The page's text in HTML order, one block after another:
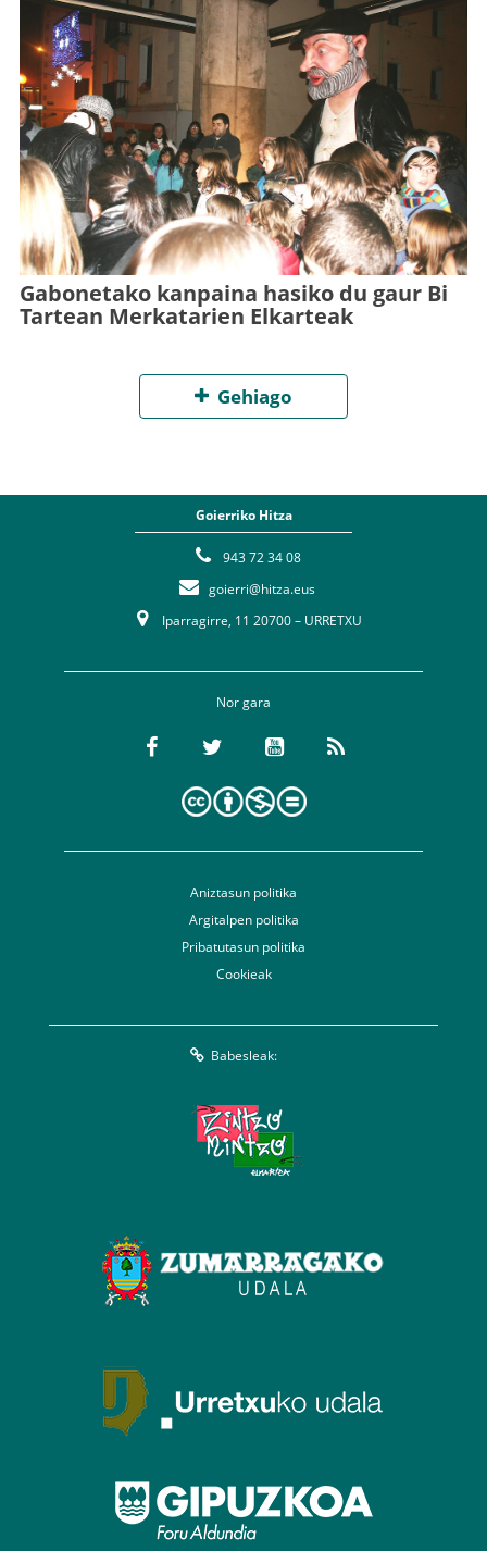
Gabonetako kanpaina hasiko du gaur Bi
Tartean Merkatarien Elkarteak
Gehiago
Goierriko Hitza
943 72 34 08
goierri@hitza.eus
Iparragirre, 11 20700 – URRETXU
Nor gara
Aniztasun politika
Argitalpen politika
Pribatutasun politika
Cookieak
Babesleak: